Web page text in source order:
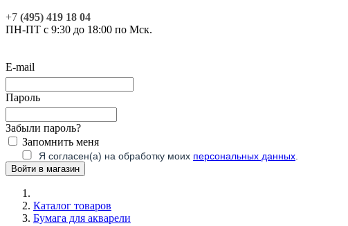
+7 (495) 419 18 04
ПН-ПТ с 9:30 до 18:00 по Мск.
E-mail
Пароль
Забыли пароль?
Запомнить меня
Я согласен(а) на обработку моих персональных данных
Каталог товаров
Бумага для акварели